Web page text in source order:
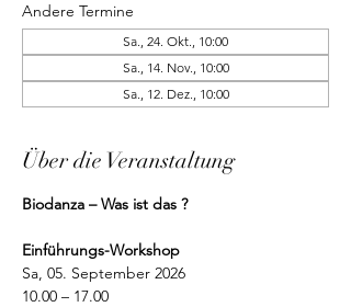
Andere Termine
Sa., 24. Okt., 10:00
Sa., 14. Nov., 10:00
Sa., 12. Dez., 10:00
Über die Veranstaltung
Biodanza – Was ist das ?
Einführungs-Workshop
Sa, 05. September 2026
10.00 – 17.00